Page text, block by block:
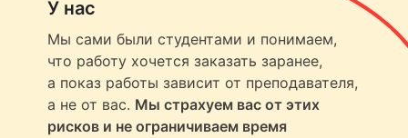
У нас
Мы сами были студентами и понимаем,
что работу хочется заказать заранее,
а показ работы зависит от преподавателя,
а не от вас. Мы страхуем вас от этих
рисков и не ограничиваем время